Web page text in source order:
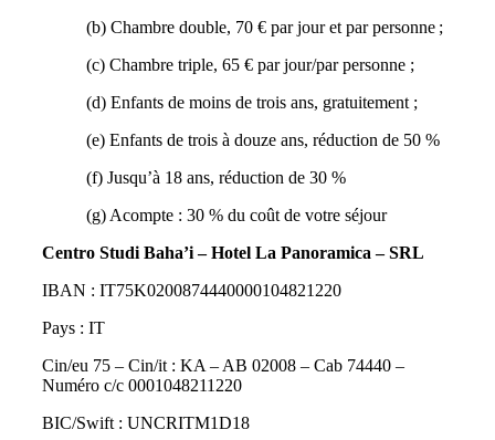
(b) Chambre double, 70 € par jour et par personne ;
(c) Chambre triple, 65 € par jour/par personne ;
(d) Enfants de moins de trois ans, gratuitement ;
(e) Enfants de trois à douze ans, réduction de 50 %
(f) Jusqu’à 18 ans, réduction de 30 %
(g) Acompte : 30 % du coût de votre séjour
Centro Studi Baha’i – Hotel La Panoramica – SRL
IBAN : IT75K0200874440000104821220
Pays : IT
Cin/eu 75 – Cin/it : KA – AB 02008 – Cab 74440 –
Numéro c/c 0001048211220
BIC/Swift : UNCRITM1D18